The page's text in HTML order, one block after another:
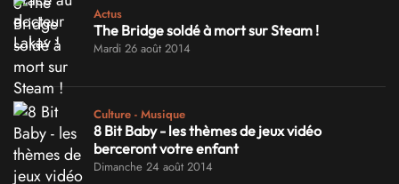
Actus
The Bridge soldé à mort sur Steam !
Mardi 26 août 2014
Culture - Musique
8 Bit Baby - les thèmes de jeux vidéo
berceront votre enfant
Dimanche 24 août 2014